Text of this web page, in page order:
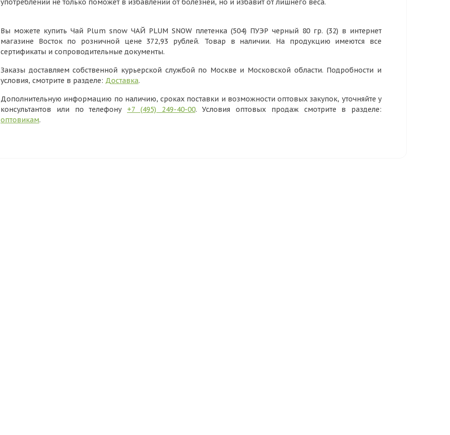
употреблении не только поможет в избавлении от болезней, но и избавит от лишнего веса.
Вы можете купить Чай Plum snow ЧАЙ PLUM SNOW плетенка (504) ПУЭР черный 80 гр. (32) в интернет
магазине Восток по розничной цене 372,93 рублей. Товар в наличии. На продукцию имеются все
сертификаты и сопроводительные документы.
Заказы доставляем собственной курьерской службой по Москве и Московской области. Подробности и
условия, смотрите в разделе: Доставка.
Дополнительную информацию по наличию, сроках поставки и возможности оптовых закупок, уточняйте у
консультантов или по телефону +7 (495) 249-40-00. Условия оптовых продаж смотрите в разделе:
оптовикам.